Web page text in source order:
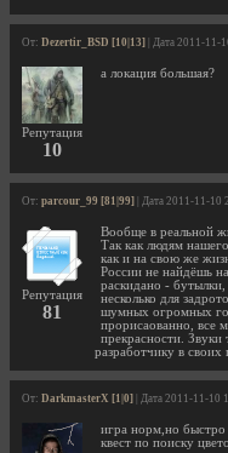
От: Dezertir_BSD [10|13] | Дата 2011-11-
Репутация
10
а локация большая?
От: parcour_99 [81|99] | Дата 2011-11-10
Репутация
81
Вообще в реальной
Так как людям
как и на свою же
России не найдёшь
раскидано -
несколько для
шумных огромных
прорисаованно, все
прекрасности.
разработчику в своих
От: DarkmasterX [1|0] | Дата 2011-11-10
игра норм,но быстро
квест по поиску